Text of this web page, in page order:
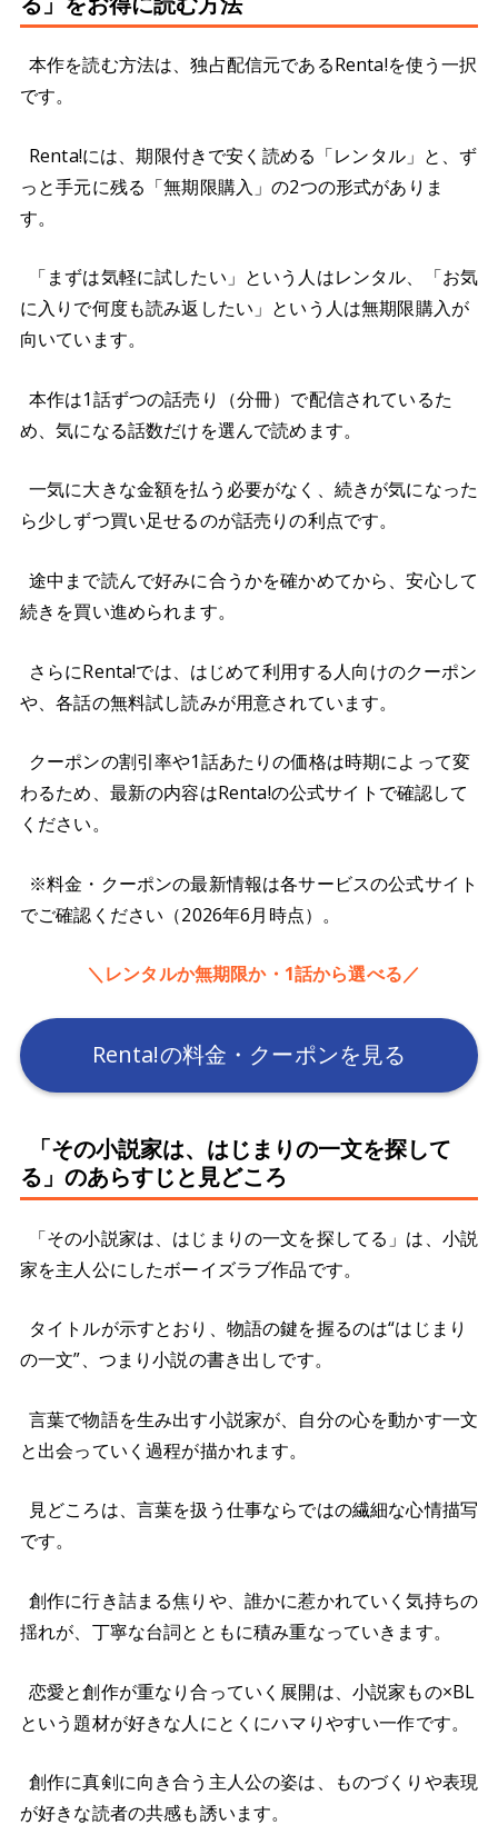
本作を読む方法は、独占配信元であるRenta!を使う一択
です。
Renta!には、期限付きで安く読める「レンタル」と、ず
っと手元に残る「無期限購入」の2つの形式がありま
す。
「まずは気軽に試したい」という人はレンタル、「お気
に入りで何度も読み返したい」という人は無期限購入が
向いています。
本作は1話ずつの話売り（分冊）で配信されているた
め、気になる話数だけを選んで読めます。
一気に大きな金額を払う必要がなく、続きが気になった
ら少しずつ買い足せるのが話売りの利点です。
途中まで読んで好みに合うかを確かめてから、安心して
続きを買い進められます。
さらにRenta!では、はじめて利用する人向けのクーポン
や、各話の無料試し読みが用意されています。
クーポンの割引率や1話あたりの価格は時期によって変
わるため、最新の内容はRenta!の公式サイトで確認して
ください。
※料金・クーポンの最新情報は各サービスの公式サイト
でご確認ください（2026年6月時点）。
＼レンタルか無期限か・1話から選べる／
Renta!の料金・クーポンを見る
「その小説家は、はじまりの一文を探して
る」のあらすじと見どころ
「その小説家は、はじまりの一文を探してる」は、小説
家を主人公にしたボーイズラブ作品です。
タイトルが示すとおり、物語の鍵を握るのは“はじまり
の一文”、つまり小説の書き出しです。
言葉で物語を生み出す小説家が、自分の心を動かす一文
と出会っていく過程が描かれます。
見どころは、言葉を扱う仕事ならではの繊細な心情描写
です。
創作に行き詰まる焦りや、誰かに惹かれていく気持ちの
揺れが、丁寧な台詞とともに積み重なっていきます。
恋愛と創作が重なり合っていく展開は、小説家もの×BL
という題材が好きな人にとくにハマりやすい一作です。
創作に真剣に向き合う主人公の姿は、ものづくりや表現
が好きな読者の共感も誘います。